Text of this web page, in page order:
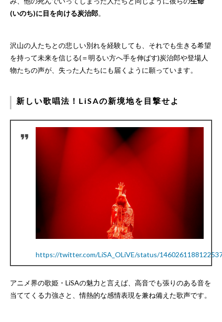
(いのち)に目を向ける炭治郎。
沢山の人たちとの悲しい別れを経験しても、それでも生きる希望
を持って未来を信じる(＝明るい方へ手を伸ばす)炭治郎や登場人
物たちの声が、失った人たちにも届くように願っています。
新しい歌唱法！LiSAの新境地を目撃せよ
https://twitter.com/LiSA_OLiVE/status/
アニメ界の歌姫・LiSAの魅力と言えば、高音でも張りのある音を
当ててくる力強さと、情熱的な感情表現を兼ね備えた歌声です。